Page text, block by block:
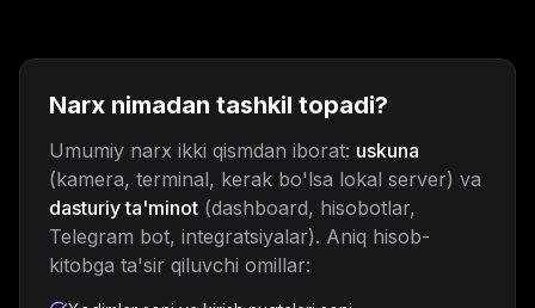
Narx nimadan tashkil topadi?
Umumiy narx ikki qismdan iborat: uskuna
(kamera, terminal, kerak bo'lsa lokal server) va
dasturiy ta'minot (dashboard, hisobotlar,
Telegram bot, integratsiyalar). Aniq hisob-
kitobga ta'sir qiluvchi omillar: